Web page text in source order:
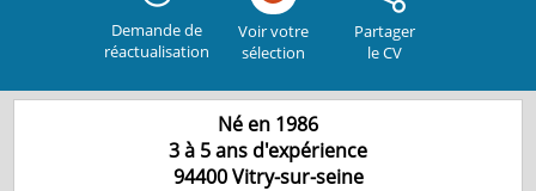
Demande de
réactualisation
Voir votre
sélection
Partager
le CV
Né en 1986
3 à 5 ans d'expérience
94400 Vitry-sur-seine